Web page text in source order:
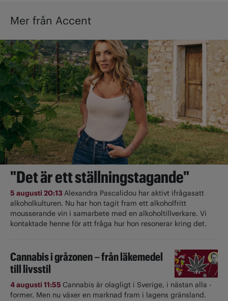
Mer från Accent
"Det är ett ställningstagande"
5 augusti 20:13Alexandra Pascalidou har aktivt ifrågasatt
alkoholkulturen. Nu har hon tagit fram ett alkoholfritt
mousserande vin i samarbete med en alkoholtillverkare. Vi
kontaktade henne för att fråga hur hon resonerar kring det.
Cannabis i gråzonen – från läkemedel
till livsstil
4 augusti 11:55 Cannabis är olagligt i ­Sverige, i nästan alla ­
former. Men nu växer en marknad fram i lagens gränsland.